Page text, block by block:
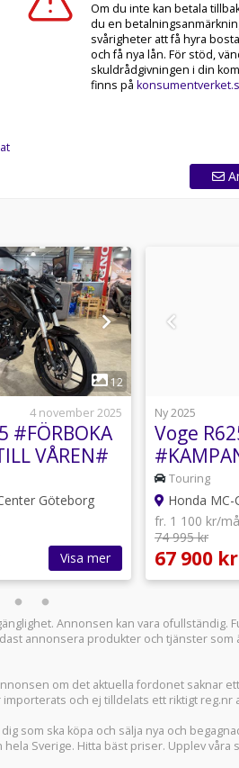
Om du inte kan betala
du en
svårigheter att få hyra
och få nya lån. För stöd,
skuldrådgivningen i din
finns på
1
12
4 november 2025
#FÖRBOKA
VÅREN#
Göteborg
Visa mer
Ny 2025
Voge
KVAR#
Touring
Honda
fr. 1 100 kr/
74 995 kr
67 900 kr
Annonsen kan vara ofullständig.
annonsera produkter och tjänster som
om det aktuella fordonet saknar
och ej tilldelats ett riktigt reg.nr
som ska köpa och sälja nya och
Sverige. Hitta bäst priser. Upplev våra